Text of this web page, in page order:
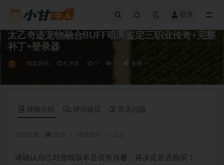
登录
太乙奇迹宠物融合BUFF暗黑鉴定三职业传奇+完整
补丁+登录器
端游源码 8 月前 0 9 免费
详情介绍 评论建议 常见问题
请确认自己对游戏版本是否有兴趣，再决定是否购买！